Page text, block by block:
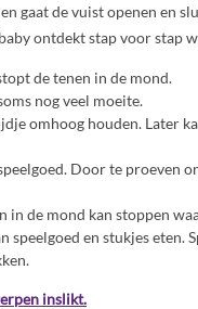
gaat de vuist openen en
ontdekt stap voor stap
de tenen in de mond.
nog veel moeite.
omhoog houden. Later
Door te proeven
in de mond kan stoppen
en stukjes eten.
inslikt.